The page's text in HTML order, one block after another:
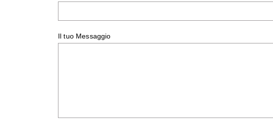
Il tuo Messaggio